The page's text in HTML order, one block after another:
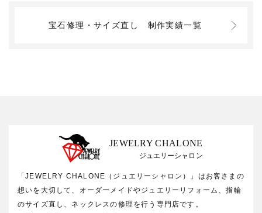
宝石修理・サイズ直し 制作実績一覧
JEWELRY CHALONE
ジュエリーシャロン
「JEWELRY CHALONE（ジュエリーシャロン）」はお客さまの
想いを大切して、オーダーメイドやジュエリーリフォーム、指輪
のサイズ直し、ネックレスの修理を行う専門店です。